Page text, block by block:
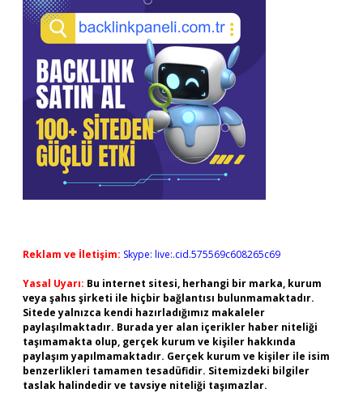
Reklam ve İletişim: Skype: live:.cid.575569c608265c69
Yasal Uyarı: Bu internet sitesi, herhangi bir marka, kurum
veya şahıs şirketi ile hiçbir bağlantısı bulunmamaktadır.
Sitede yalnızca kendi hazırladığımız makaleler
paylaşılmaktadır. Burada yer alan içerikler haber niteliği
taşımamakta olup, gerçek kurum ve kişiler hakkında
paylaşım yapılmamaktadır. Gerçek kurum ve kişiler ile isim
benzerlikleri tamamen tesadüfidir. Sitemizdeki bilgiler
taslak halindedir ve tavsiye niteliği taşımazlar.